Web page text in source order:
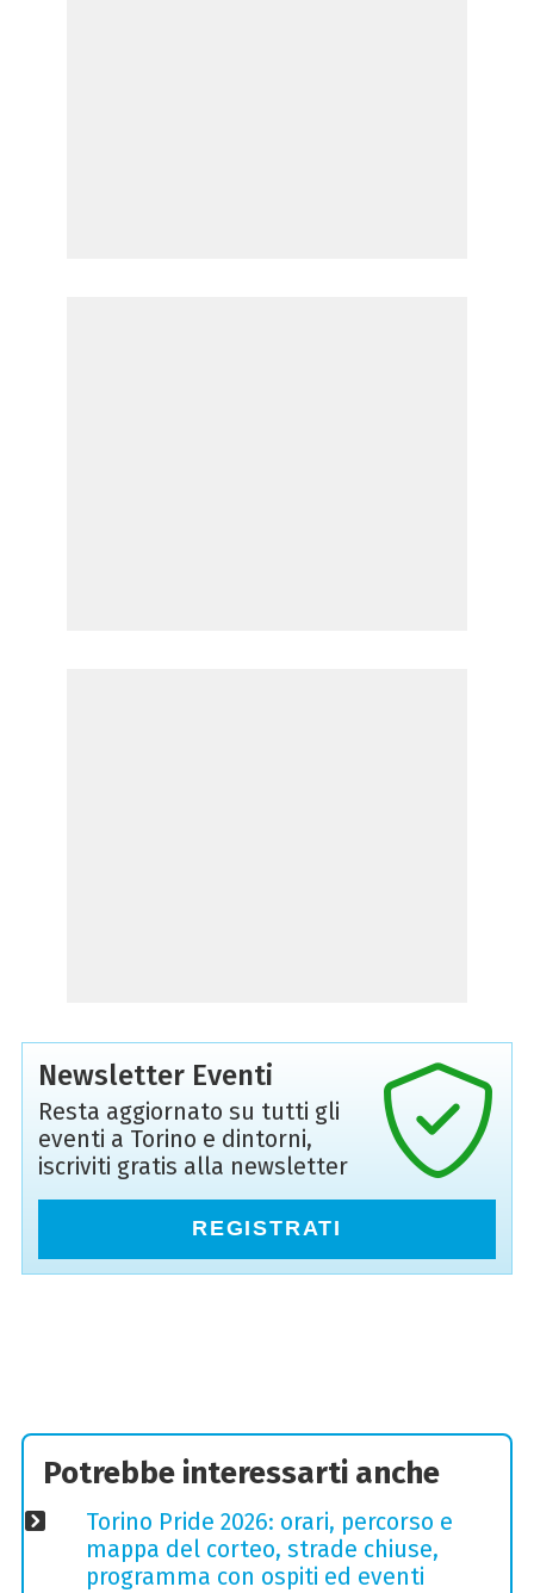
Newsletter Eventi
Resta aggiornato su tutti gli
eventi a Torino e dintorni,
iscriviti gratis alla newsletter
REGISTRATI
Potrebbe interessarti anche
Torino Pride 2026: orari, percorso e
mappa del corteo, strade chiuse,
programma con ospiti ed eventi